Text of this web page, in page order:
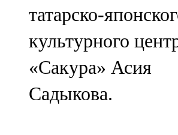
татарско-
культурного
«Сакура» Асия
Садыкова.